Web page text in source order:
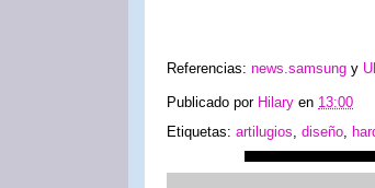
Referencias: news.samsung y
Publicado por Hilary en 13:00
Etiquetas: artilugios, diseño,